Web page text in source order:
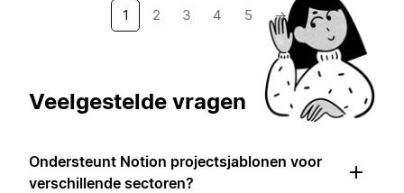
1 2 3 4 5 →
Veelgestelde vragen
Ondersteunt Notion projectsjablonen voor
verschillende sectoren?